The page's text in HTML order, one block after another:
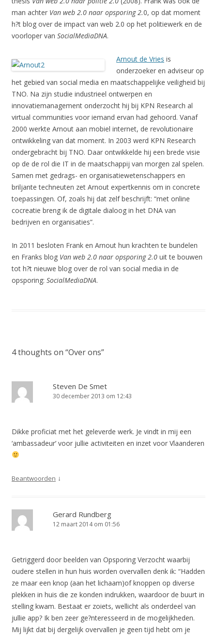
man achter Van web 2.0 naar opsporing 2.0, op dat moment
h?t blog over de impact van web 2.0 op het politiewerk en de
voorloper van SocialMediaDNA.
Arnout de Vries is
onderzoeker en adviseur op
het gebied van social media en maatschappelijke veiligheid bij
TNO. Na zijn studie industrieel ontwerpen en
innovatiemanagement onderzocht hij bij KPN Research al
virtual communities voor iemand ervan had gehoord. Vanaf
2000 werkte Arnout aan mobiel internet, de revolutionaire
ontwikkeling van dat moment. In 2003 werd KPN Research
ondergebracht bij TNO. Daar ontwikkelde hij een brede visie
op de de rol die IT in de maatschappij van morgen zal spelen.
Samen met gedrags- en organisatiewetenschappers en
briljante techneuten zet Arnout expertkennis om in concrete
toepassingen. Of, zoals hij dat zelf beschrijft: “met online
cocreatie breng ik de digitale dialoog in het DNA van
bedrijven en organisaties”.
In 2011 besloten Frank en Arnout hun krachten te bundelen
en Franks blog Van web 2.0 naar opsporing 2.0 uit te bouwen
tot h?t nieuwe blog over de rol van social media in de
opsporing: SocialMediaDNA.
4 thoughts on “Over ons”
Steven De Smet
30 december 2013 om 12:43
Dikke proficiat met het geleverde werk. Je vindt in mij een
‘ambassadeur’ voor jullie activiteiten en inzet voor Vlaanderen
Beantwoorden ↓
Gerard Rundberg
12 maart 2014 om 01:56
Getriggerd door beelden van Opsporing Verzocht waarbij
oudere stellen in hun huis worden overvallen denk ik: “Hadden
ze maar een knop (aan het lichaam)of knoppen op diverse
plekken in huis die ze konden indrukken, waardoor de buurt in
stelling kwam. Bestaat er zoiets, wellicht als onderdeel van
jullie app? Ik ben zeer ge?nteresseerd in de mogelijkheden.
Mij lijkt dat bij dergelijk overvallen je geen tijd hebt om je